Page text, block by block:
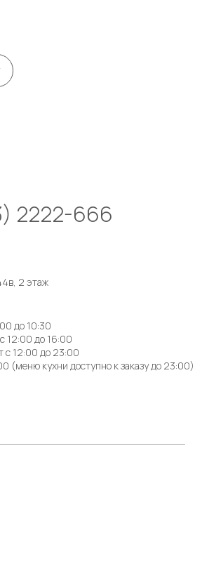
2222-666
2 этаж
до 10:30
12:00 до 16:00
с 12:00 до 23:00
(меню кухни доступно к заказу до 23:00)